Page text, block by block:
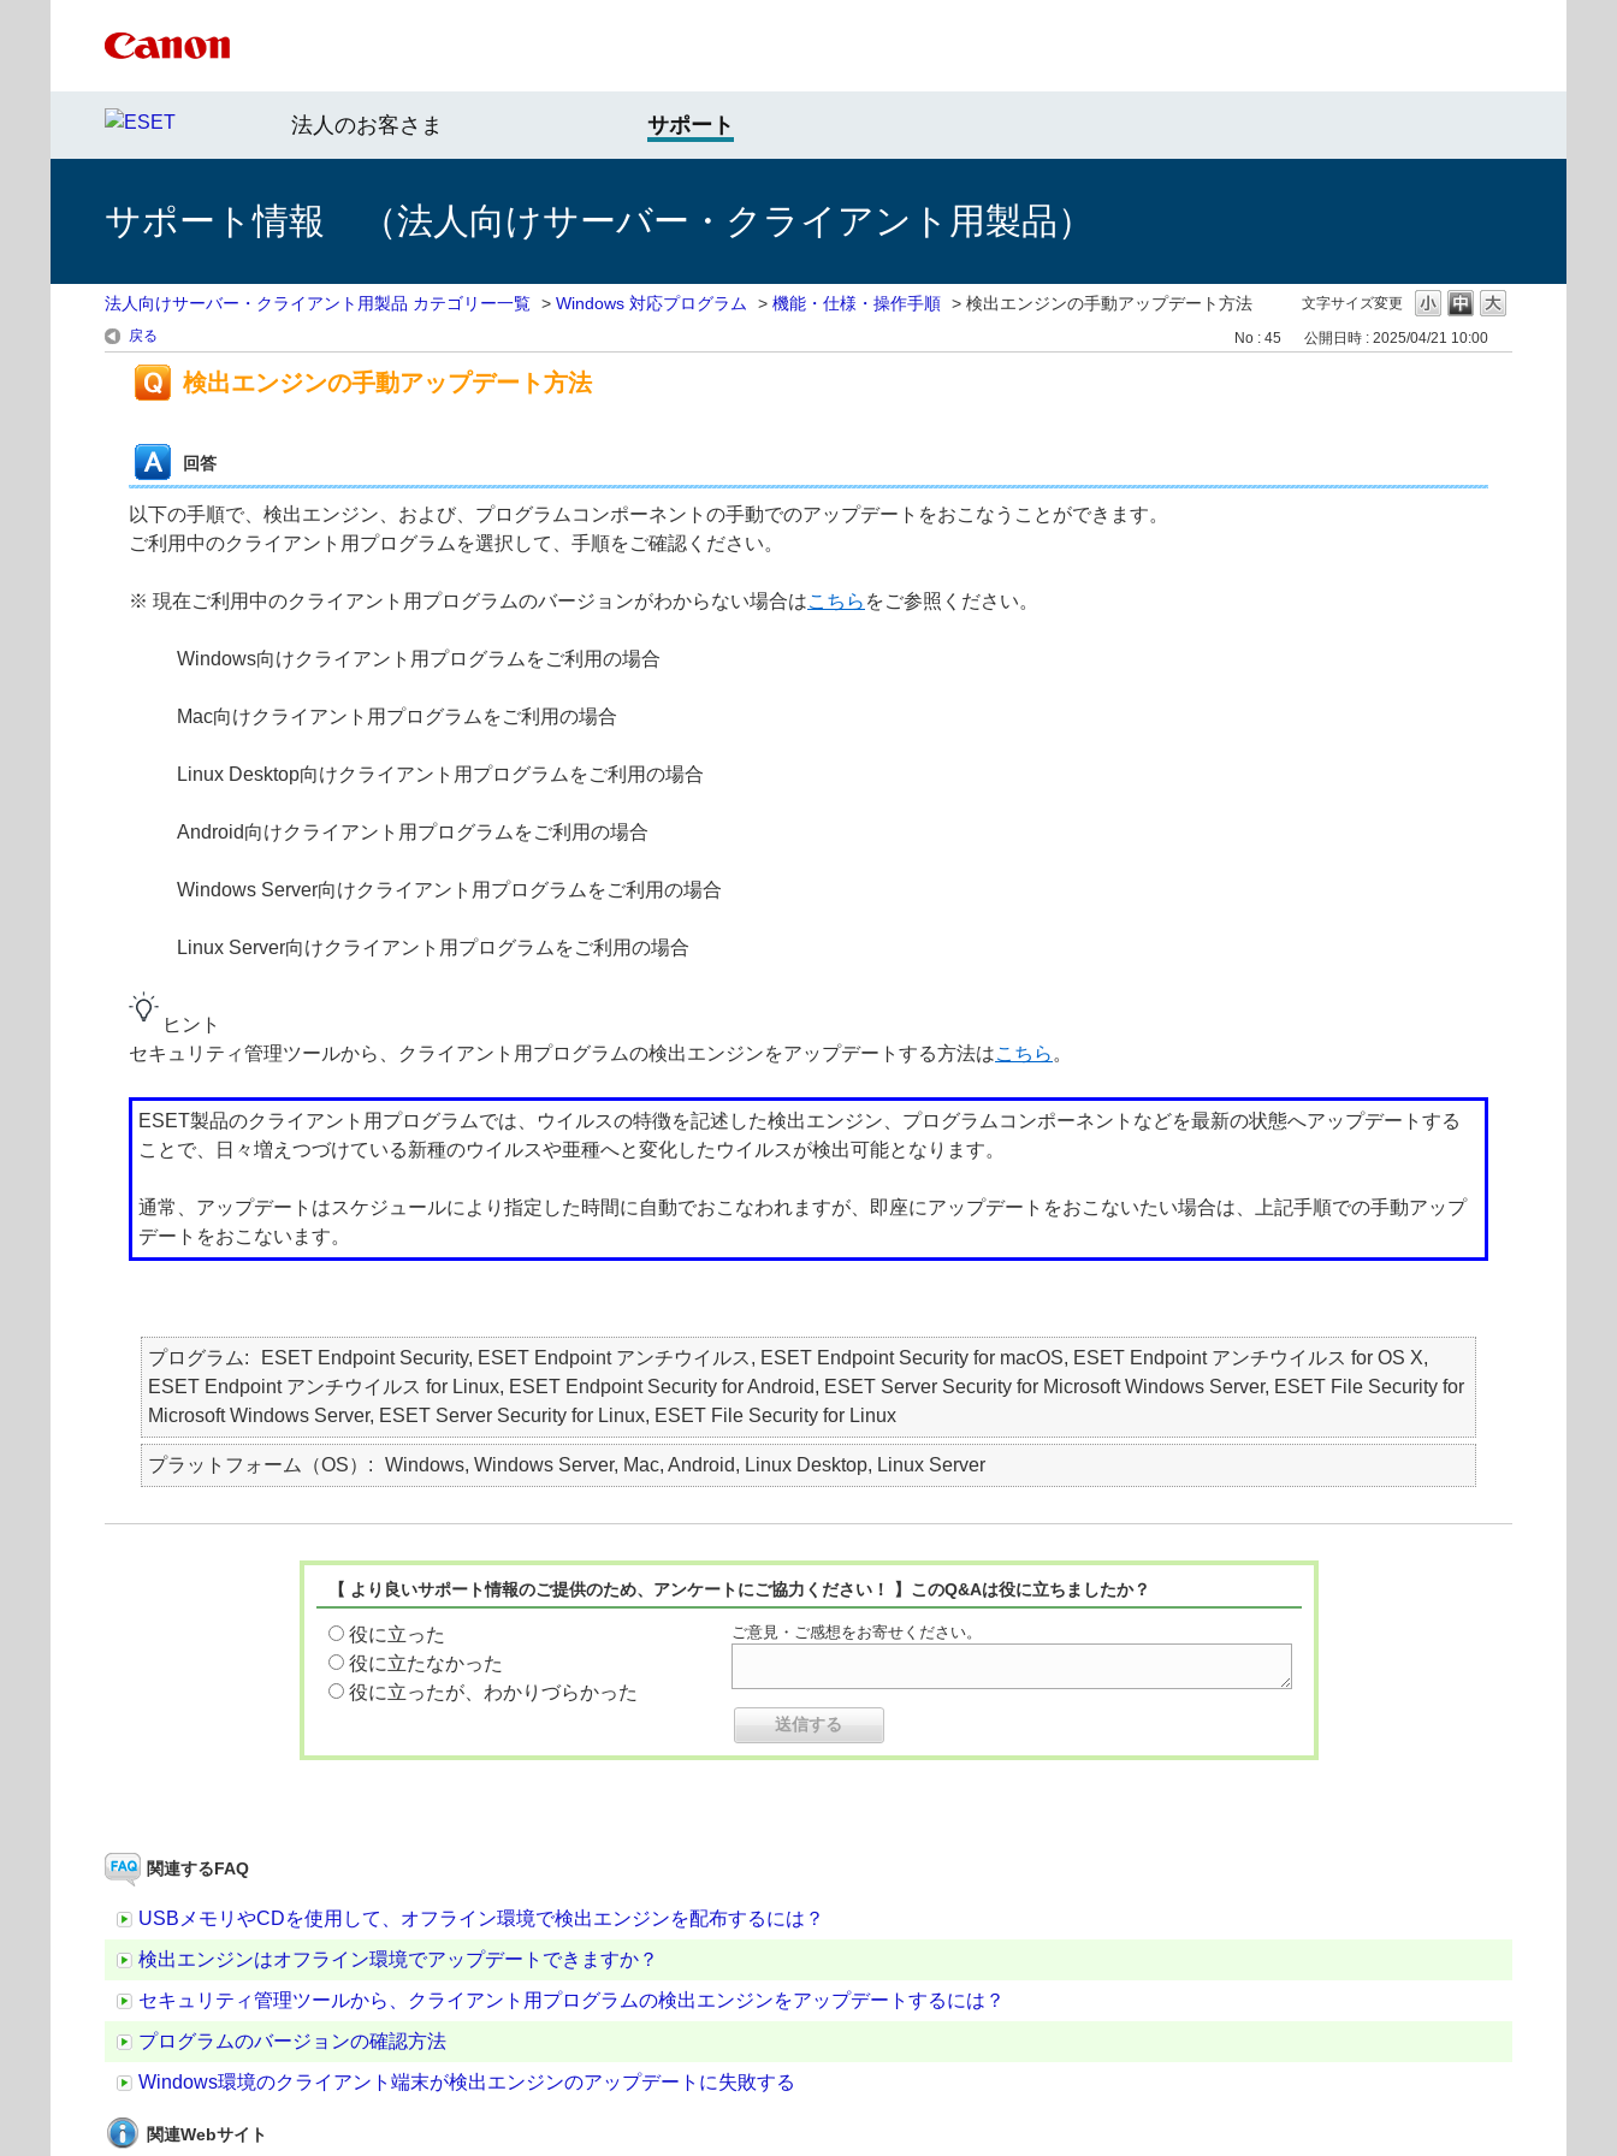
法人のお客さま サポート
サポート情報 （法人向けサーバー・クライアント用製品）
文字サイズ変更
法人向けサーバー・クライアント用製品 カテゴリー一覧 > Windows 対応プログラム > 機能・仕様・操作手順 > 検出エンジンの手動アップデート方法
戻る No : 45 公開日時 : 2025/04/21 10:00
検出エンジンの手動アップデート方法
回答
以下の手順で、検出エンジン、および、プログラムコンポーネントの手動でのアップデートをおこなうことができます。
ご利用中のクライアント用プログラムを選択して、手順をご確認ください。
※ 現在ご利用中のクライアント用プログラムのバージョンがわからない場合はこちら をご参照ください。
Windows向けクライアント用プログラムをご利用の場合
Mac向けクライアント用プログラムをご利用の場合
Linux Desktop向けクライアント用プログラムをご利用の場合
Android向けクライアント用プログラムをご利用の場合
Windows Server向けクライアント用プログラムをご利用の場合
Linux Server向けクライアント用プログラムをご利用の場合
ヒント
セキュリティ管理ツールから、クライアント用プログラムの検出エンジンをアップデートする方法はこちら 。
ESET製品のクライアント用プログラムでは、ウイルスの特徴を記述した検出エンジン、プログラムコンポーネントなどを最新の状態へアップデートする
ことで、日々増えつづけている新種のウイルスや亜種へと変化したウイルスが検出可能となります。
通常、アップデートはスケジュールにより指定した時間に自動でおこなわれますが、即座にアップデートをおこないたい場合は、上記手順での手動アップ
デートをおこないます。
プログラム
ESET Endpoint Security, ESET Endpoint アンチウイルス, ESET Endpoint Security for macOS, ESET Endpoint アンチウイルス for OS X,
ESET Endpoint アンチウイルス for Linux, ESET Endpoint Security for Android, ESET Server Security for Microsoft Windows Server, ESET File Security for
Microsoft Windows Server, ESET Server Security for Linux, ESET File Security for Linux
プラットフォーム（OS） Windows, Windows Server, Mac, Android, Linux Desktop, Linux Server
【 より良いサポート情報のご提供のため、アンケートにご協力ください！ 】このQ&Aは役に立ちましたか？
役に立った
役に立たなかった
役に立ったが、わかりづらかった
ご意見・ご感想をお寄せください。
関連するFAQ
USBメモリやCDを使用して、オフライン環境で検出エンジンを配布するには？
検出エンジンはオフライン環境でアップデートできますか？
セキュリティ管理ツールから、クライアント用プログラムの検出エンジンをアップデートするには？
プログラムのバージョンの確認方法
Windows環境のクライアント端末が検出エンジンのアップデートに失敗する
関連Webサイト